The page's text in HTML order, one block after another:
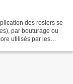
des rosiers se
par bouturage ou
utilisés par les